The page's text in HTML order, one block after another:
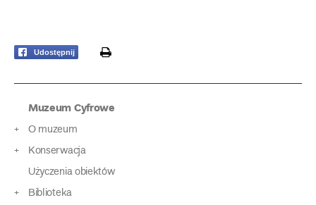
Udostępnij print
Muzeum Cyfrowe
O muzeum
Konserwacja
Użyczenia obiektów
Biblioteka